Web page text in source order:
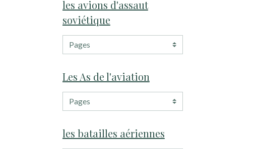
les avions d'assaut
soviétique
Les As de l'aviation
les batailles aériennes